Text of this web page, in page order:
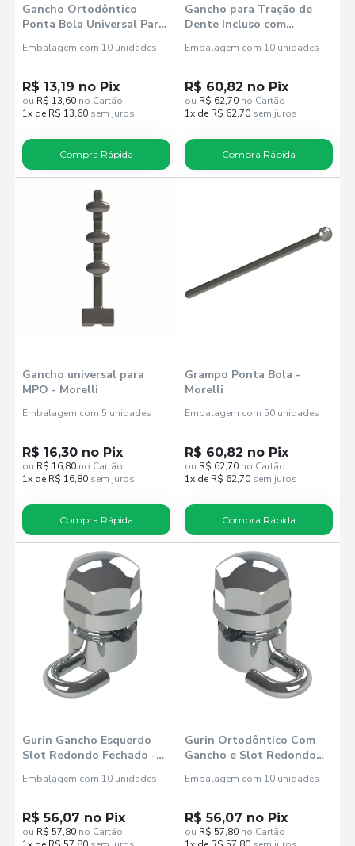
Gancho Ortodôntico
Ponta Bola Universal Para
Embalagem com 10 unidades
R$ 13,19 no Pix
ou R$ 13,60 no Cartão
1x de R$ 13,60 sem juros
Compra Rápida
Gancho para Tração de
Dente Incluso com
Embalagem com 10 unidades
R$ 60,82 no Pix
ou R$ 62,70 no Cartão
1x de R$ 62,70 sem juros
Compra Rápida
Gancho universal para
MPO - Morelli
Embalagem com 5 unidades
R$ 16,30 no Pix
ou R$ 16,80 no Cartão
1x de R$ 16,80 sem juros
Compra Rápida
Grampo Ponta Bola -
Morelli
Embalagem com 50 unidades
R$ 60,82 no Pix
ou R$ 62,70 no Cartão
1x de R$ 62,70 sem juros
Compra Rápida
Gurin Gancho Esquerdo
Slot Redondo Fechado -
Embalagem com 10 unidades
R$ 56,07 no Pix
ou R$ 57,80 no Cartão
Gurin Ortodôntico Com
Gancho e Slot Redondo
Morelli
Embalagem com 10 unidades
R$ 56,07 no Pix
ou R$ 57,80 no Cartão